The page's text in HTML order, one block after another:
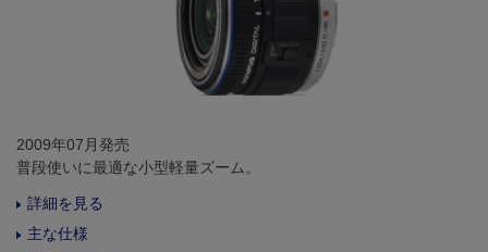
2009年07月発売
普段使いに最適な小型軽量ズーム。
詳細を見る
主な仕様